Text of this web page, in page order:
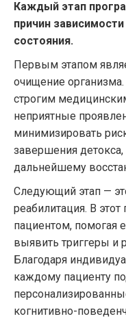
Каждый этап
причин
состояния.
Первым этапом
очищение
строгим
неприятные
минимизировать
завершения
дальнейшему
Следующий этап —
реабилитация. В
пациентом, помогая
выявить триггеры и
Благодаря
каждому пациенту
когнитивно-